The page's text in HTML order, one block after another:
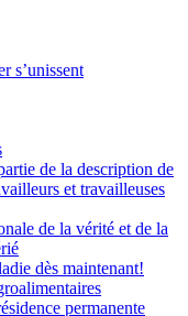
s’unissent
de la description de
et travailleuses
de la vérité et de la
dès maintenant!
permanente